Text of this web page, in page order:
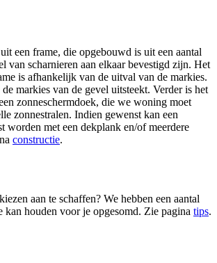
een frame, die opgebouwd is uit een aantal
van scharnieren aan elkaar bevestigd zijn. Het
is afhankelijk van de uitval van de markies.
markies van de gevel uitsteekt. Verder is het
zonneschermdoek, die we woning moet
zonnestralen. Indien gewenst kan een
worden met een dekplank en/of meerdere
constructie.
aan te schaffen? We hebben een aantal
kan houden voor je opgesomd. Zie pagina tips.